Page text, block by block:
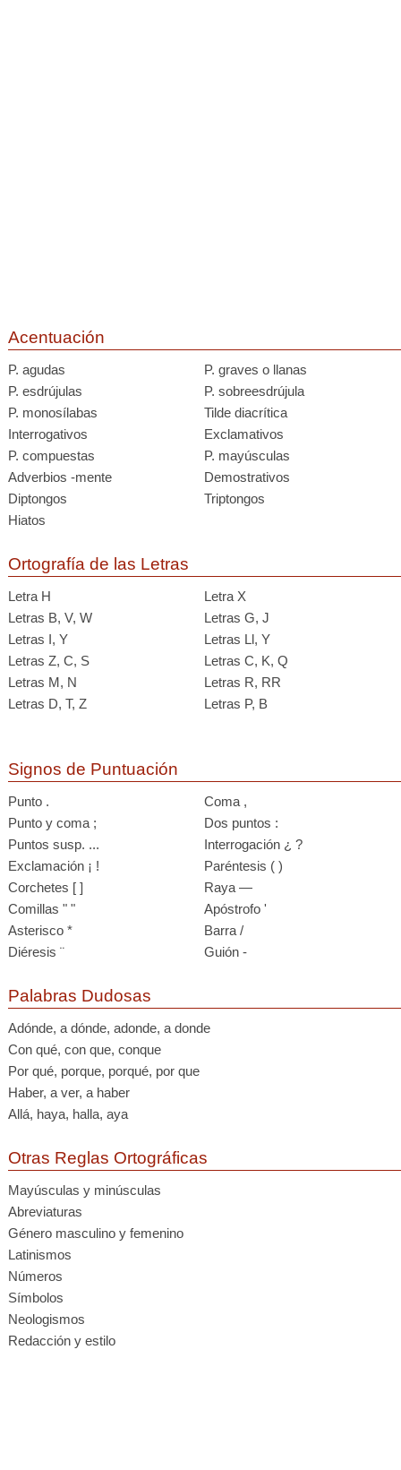
Acentuación
P. agudas
P. graves o llanas
P. esdrújulas
P. sobreesdrújula
P. monosílabas
Tilde diacrítica
Interrogativos
Exclamativos
P. compuestas
P. mayúsculas
Adverbios -mente
Demostrativos
Diptongos
Triptongos
Hiatos
Ortografía de las Letras
Letra H
Letra X
Letras B, V, W
Letras G, J
Letras I, Y
Letras Ll, Y
Letras Z, C, S
Letras C, K, Q
Letras M, N
Letras R, RR
Letras D, T, Z
Letras P, B
Signos de Puntuación
Punto .
Coma ,
Punto y coma ;
Dos puntos :
Puntos susp. ...
Interrogación ¿ ?
Exclamación ¡ !
Paréntesis ( )
Corchetes [ ]
Raya —
Comillas " "
Apóstrofo '
Asterisco *
Barra /
Diéresis ¨
Guión -
Palabras Dudosas
Adónde, a dónde, adonde, a donde
Con qué, con que, conque
Por qué, porque, porqué, por que
Haber, a ver, a haber
Allá, haya, halla, aya
Otras Reglas Ortográficas
Mayúsculas y minúsculas
Abreviaturas
Género masculino y femenino
Latinismos
Números
Símbolos
Neologismos
Redacción y estilo